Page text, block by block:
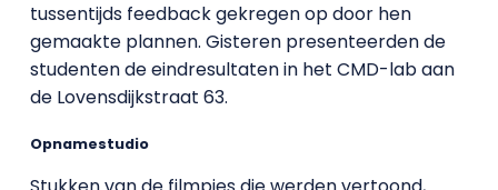
tussentijds feedback gekregen op door hen
gemaakte plannen. Gisteren presenteerden de
studenten de eindresultaten in het CMD-lab aan
de Lovensdijkstraat 63.
Opnamestudio